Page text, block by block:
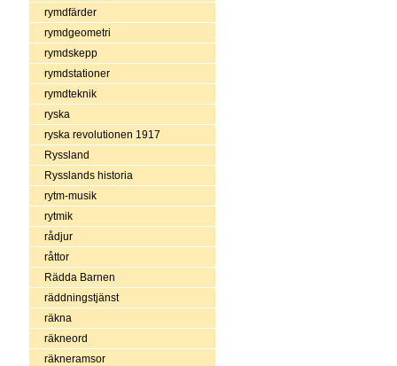
rymdfärder
rymdgeometri
rymdskepp
rymdstationer
rymdteknik
ryska
ryska revolutionen 1917
Ryssland
Rysslands historia
rytm-musik
rytmik
rådjur
råttor
Rädda Barnen
räddningstjänst
räkna
räkneord
räkneramsor